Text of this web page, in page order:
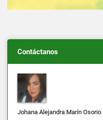
Contáctanos
Johana Alejandra Marín Osorio